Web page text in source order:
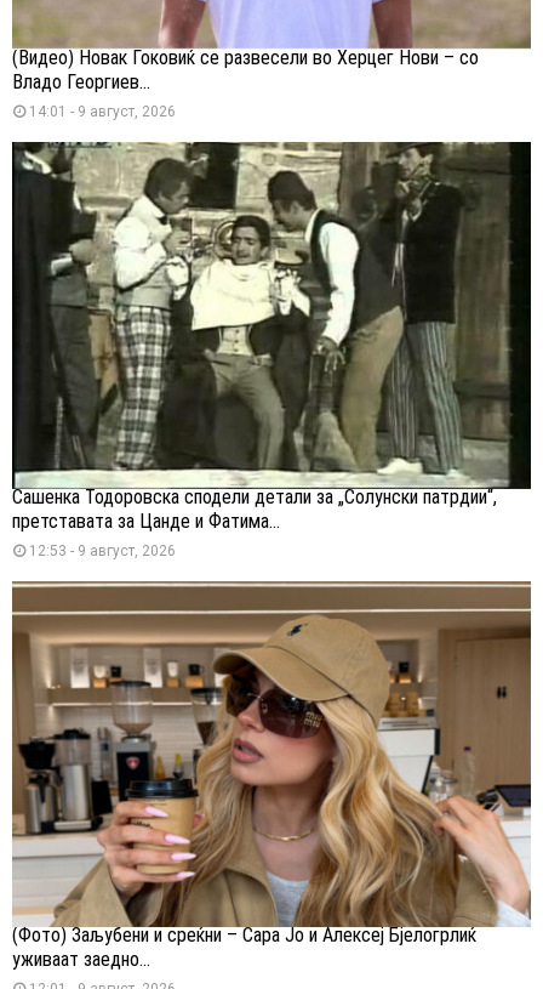
(Видео) Новак Ѓоковиќ се развесели во Херцег Нови – со
Владо Георгиев...
14:01 - 9 август, 2026
Сашенка Тодоровска сподели детали за „Солунски патрдии“,
претставата за Цанде и Фатима...
12:53 - 9 август, 2026
(Фото) Заљубени и среќни – Сара Јо и Алексеј Бјелогрлиќ
уживаат заедно...